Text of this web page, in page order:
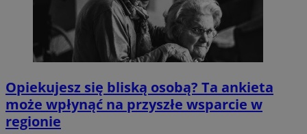
Opiekujesz się bliską osobą? Ta ankieta
może wpłynąć na przyszłe wsparcie w
regionie